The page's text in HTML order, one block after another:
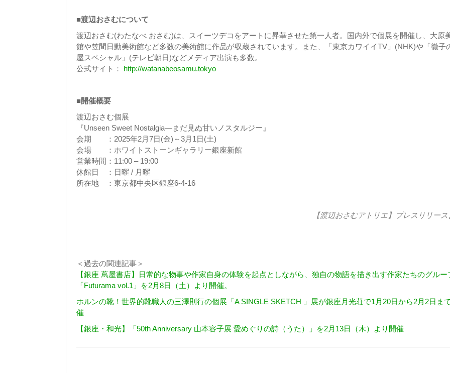
■渡辺おさむについて
渡辺おさむ(わたなべ おさむ)は、スイーツデコをアートに昇華させた第一人者。国内外で個展を開催し、大原
館や笠間日動美術館など多数の美術館に作品が収蔵されています。また、「東京カワイイTV」(NHK)や「徹子
屋スペシャル」(テレビ朝日)などメディア出演も多数。
公式サイト： http://watanabeosamu.tokyo
■開催概要
渡辺おさむ個展
『Unseen Sweet Nostalgia―まだ見ぬ甘いノスタルジー』
会期 ：2025年2月7日(金)～3月1日(土)
会場 ：ホワイトストーンギャラリー銀座新館
営業時間：11:00 – 19:00
休館日 ：日曜 / 月曜
所在地 ：東京都中央区銀座6-4-16
【渡辺おさむアトリエ】 プレスリリース
＜過去の関連記事＞
【銀座 蔦屋書店】日常的な物事や作家自身の体験を起点としながら、独自の物語を描き出す作家たちのグルー
「Futurama vol.1」を2月8日（土）より開催。
ホルンの靴！世界的靴職人の三澤則行の個展「A SINGLE SKETCH 」展が銀座月光荘で1月20日から2月2日ま
催
【銀座・和光】「50th Anniversary 山本容子展 愛めぐりの詩（うた）」を2月13日（木）より開催